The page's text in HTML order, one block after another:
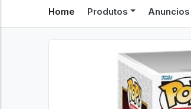
Home Produtos Anuncios